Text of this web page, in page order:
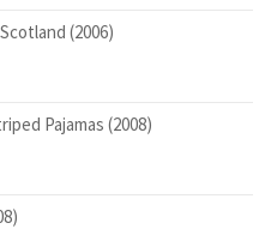
(2006)
Pajamas (2008)